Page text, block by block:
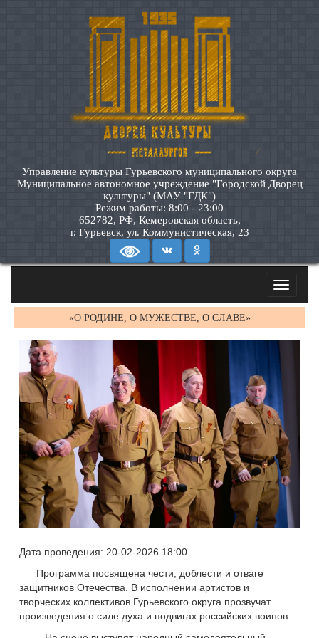
Управление культуры Гурьевского муниципального округа
Муниципальное автономное учреждение "Городской Дворец
культуры" (МАУ "ГДК")
Режим работы: 8:00 - 23:00
652782, РФ, Кемеровская область,
г. Гурьевск, ул. Коммунистическая, 23
Toggle
«О РОДИНЕ, О МУЖЕСТВЕ, О СЛАВЕ»
Дата проведения: 20-02-2026 18:00
Программа посвящена чести, доблести и отваге
защитников Отечества. В исполнении артистов и
творческих коллективов Гурьевского округа прозвучат
произведения о силе духа и подвигах российских воинов.